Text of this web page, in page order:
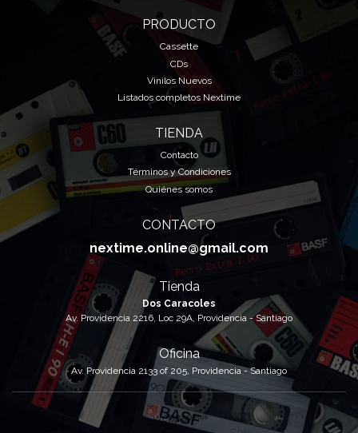
PRODUCTO
Cassette
CDs
Vinilos Nuevos
Listados completos Nextime
TIENDA
Contacto
Términos y Condiciones
Quiénes somos
CONTACTO
nextime.online@gmail.com
Tienda
Dos Caracoles
Av. Providencia 2216, Loc 29A, Providencia - Santiago
Oficina
Av. Providencia 2133 of 205, Providencia - Santiago